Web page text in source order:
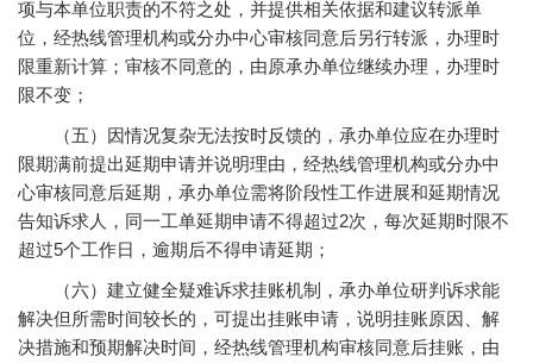
项与本单位职责的不符之处，并提供相关依据和建议转派单
位，经热线管理机构或分办中心审核同意后另行转派，办理时
限重新计算；审核不同意的，由原承办单位继续办理，办理时
限不变；
（五）因情况复杂无法按时反馈的，承办单位应在办理时
限期满前提出延期申请并说明理由，经热线管理机构或分办中
心审核同意后延期，承办单位需将阶段性工作进展和延期情况
告知诉求人，同一工单延期申请不得超过2次，每次延期时限不
超过5个工作日，逾期后不得申请延期；
（六）建立健全疑难诉求挂账机制，承办单位研判诉求能
解决但所需时间较长的，可提出挂账申请，说明挂账原因、解
决措施和预期解决时间，经热线管理机构审核同意后挂账，由